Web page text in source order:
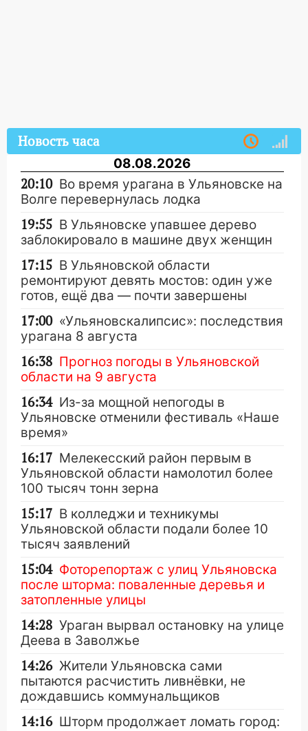
Новость часа
08.08.2026
20:10 Во время урагана в Ульяновске на
Волге перевернулась лодка
19:55 В Ульяновске упавшее дерево
заблокировало в машине двух женщин
17:15 В Ульяновской области
ремонтируют девять мостов: один уже
готов, ещё два — почти завершены
17:00 «Ульяновскалипсис»: последствия
урагана 8 августа
16:38 Прогноз погоды в Ульяновской
области на 9 августа
16:34 Из-за мощной непогоды в
Ульяновске отменили фестиваль «Наше
время»
16:17 Мелекесский район первым в
Ульяновской области намолотил более
100 тысяч тонн зерна
15:17 В колледжи и техникумы
Ульяновской области подали более 10
тысяч заявлений
15:04 Фоторепортаж с улиц Ульяновска
после шторма: поваленные деревья и
затопленные улицы
14:28 Ураган вырвал остановку на улице
Деева в Заволжье
14:26 Жители Ульяновска сами
пытаются расчистить ливнёвки, не
дождавшись коммунальщиков
14:16 Шторм продолжает ломать город: